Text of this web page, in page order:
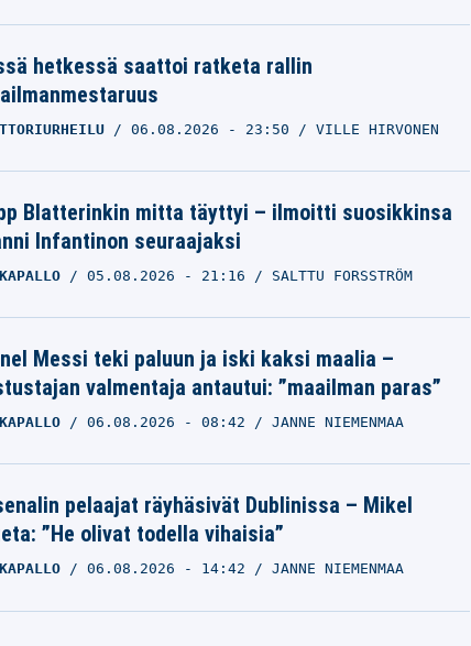
hetkessä saattoi ratketa rallin
06.08.2026 - 23:50 VILLE HIRVONEN
Blatterinkin mitta täyttyi – ilmoitti suosikkinsa
Infantinon seuraajaksi
05.08.2026 - 21:16 SALTTU FORSSTRÖM
Messi teki paluun ja iski kaksi maalia –
valmentaja antautui: ”maailman paras”
06.08.2026 - 08:42 JANNE NIEMENMAA
pelaajat räyhäsivät Dublinissa – Mikel
”He olivat todella vihaisia”
06.08.2026 - 14:42 JANNE NIEMENMAA